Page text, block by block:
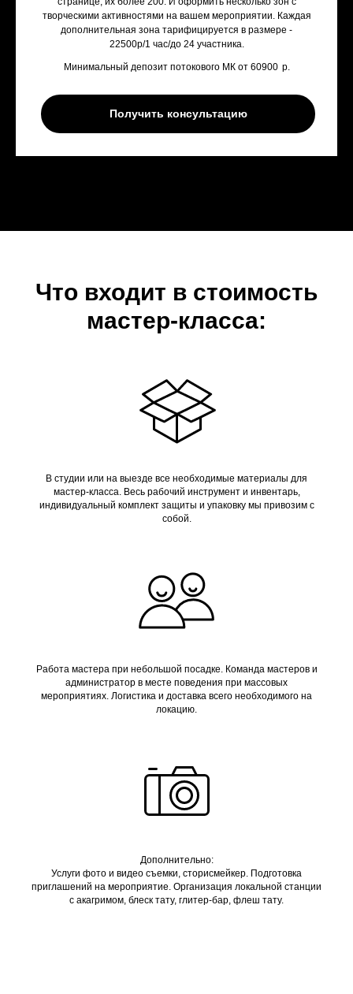
творческими активностями на вашем мероприятии. Каждая
дополнительная зона тарифицируется в размере -
22500р/1 час/до 24 участника.
Минимальный депозит потокового МК от 60900 р.
Получить консультацию
Что входит в стоимость
мастер-класса:
В студии или на выезде все необходимые материалы для
мастер-класса. Весь рабочий инструмент и инвентарь,
индивидуальный комплект защиты и упаковку мы привозим с
собой.
Работа мастера при небольшой посадке. Команда мастеров и
администратор в месте поведения при массовых
мероприятиях. Логистика и доставка всего необходимого на
локацию.
Дополнительно:
Услуги фото и видео съемки, сторисмейкер. Подготовка
приглашений на мероприятие. Организация локальной станции
с акагримом, блеск тату, глитер-бар, флеш тату.